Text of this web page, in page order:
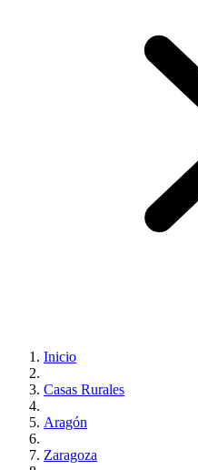
Inicio
Casas Rurales
Aragón
Zaragoza